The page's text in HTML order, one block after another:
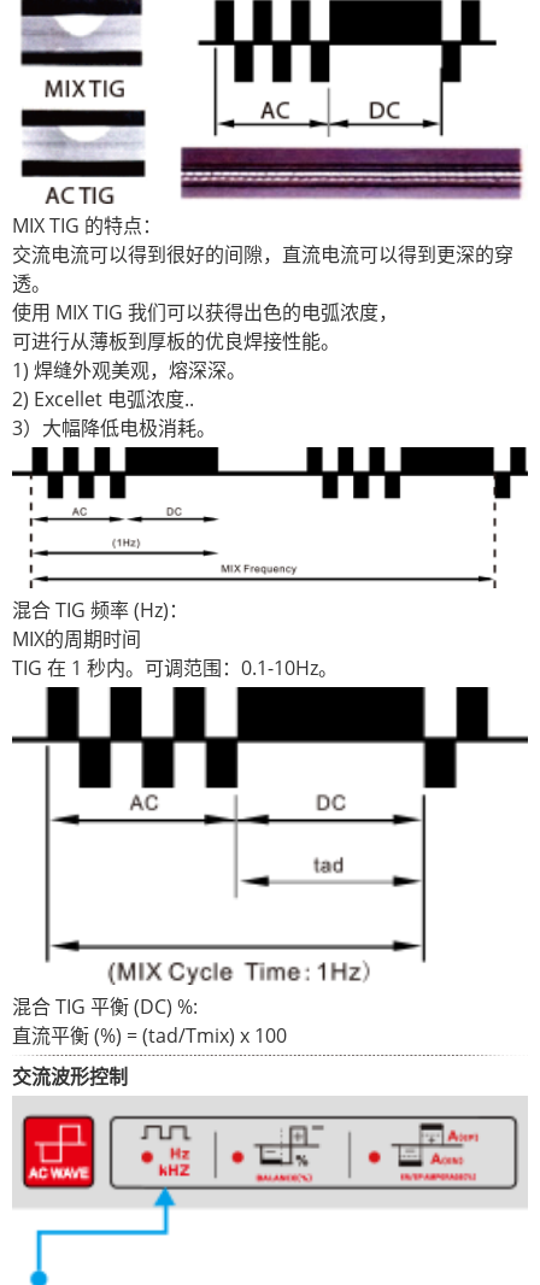
MIX TIG 的特点：
交流电流可以得到很好的间隙，直流电流可以得到更深的穿
透。
使用 MIX TIG 我们可以获得出色的电弧浓度，
可进行从薄板到厚板的优良焊接性能。
1) 焊缝外观美观，熔深深。
2) Excellet 电弧浓度..
3）大幅降低电极消耗。
混合 TIG 频率 (Hz)：
MIX的周期时间
TIG 在 1 秒内。可调范围：0.1-10Hz。
混合 TIG 平衡 (DC) %:
直流平衡 (%) = (tad/Tmix) x 100
交流波形控制